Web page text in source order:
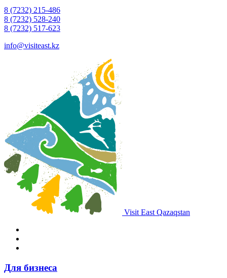
8 (7232) 215-486
8 (7232) 528-240
8 (7232) 517-623
info@visiteast.kz
Visit East Qazaqstan
Для бизнеса